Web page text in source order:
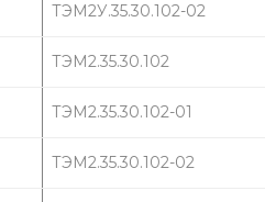
ТЭМ2У.35.30.102-02
ТЭМ2.35.30.102
ТЭМ2.35.30.102-01
ТЭМ2.35.30.102-02